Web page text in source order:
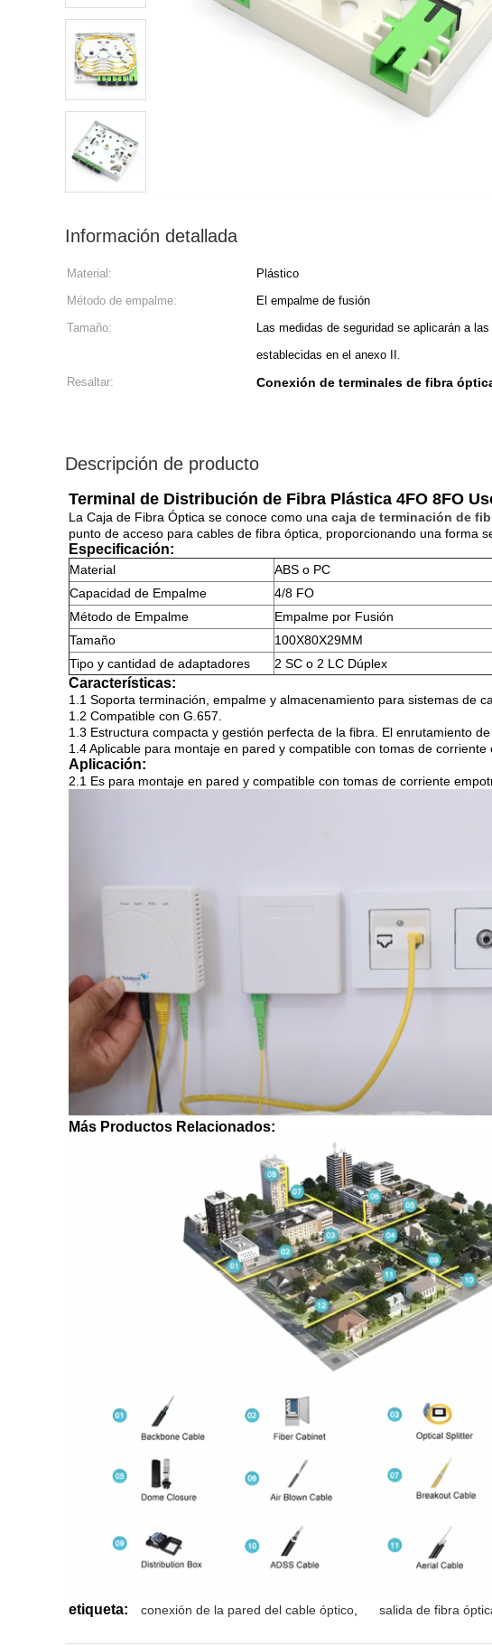
Información detallada
Material: Plástico
Método de empalme:
El empalme de fusión
Tamaño:
Las medidas de seguridad se aplicarán a
establecidas en el anexo II.
Resaltar: Conexión de terminales de fibra
Descripción de producto
Terminal de Distribución de Fibra Plástica 4FO 8FO
La Caja de Fibra Óptica se conoce como una caja de terminación de
punto de acceso para cables de fibra óptica, proporcionando una forma
Especificación:
Material
ABS o PC
Capacidad de Empalme
4/8 FO
Método de Empalme
Empalme por Fusión
Tamaño
100X80X29MM
Tipo y cantidad de adaptadores
2 SC o 2 LC Dúplex
Características:
1.1 Soporta terminación, empalme y almacenamiento para sistemas de
1.2 Compatible con G.657.
1.3 Estructura compacta y gestión perfecta de la fibra. El enrutamiento
1.4 Aplicable para montaje en pared y compatible con tomas de corriente
Aplicación:
2.1 Es para montaje en pared y compatible con tomas de corriente
Más Productos Relacionados:
etiqueta: conexión de la pared del cable óptico salida de fibra